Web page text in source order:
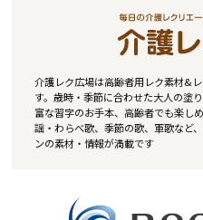
介護レク広場は高齢者用レク素材&
す。歳時・季節に合わせた大人の塗
富な習字のお手本、高齢者でも楽し
謡・わらべ歌、季節の歌、軍歌など
ンの素材・情報が満載です